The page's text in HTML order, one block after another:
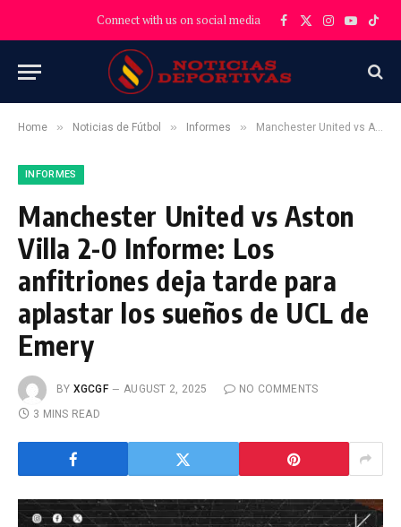
Connect with us on social media Facebook
X
Instagram
YouTube
Home » Noticias de Fútbol » Informes » Manchester United vs Aston Villa 2-0 Informe: Los anfitriones deja tarde para aplastar los sueños de UCL de Emery
INFORMES
Manchester United vs Aston
Villa 2-0 Informe: Los
anfitriones deja tarde para
aplastar los sueños de UCL de
Emery
BY XGCGF AUGUST 2, 2025
NO COMMENTS
3 MINS READ